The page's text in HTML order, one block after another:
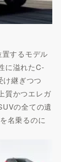
するモデル
に溢れたC-
け継ぎつつ
質かつエレガ
の全ての遺
名乗るのに